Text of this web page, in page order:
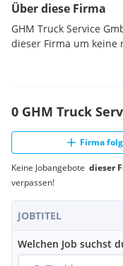
Über diese Firma
GHM Truck Service
dieser Firma um keine
0 GHM Truck
Firma
Keine Jobangebote dieser
verpassen!
JOBTITEL
Welchen Job suchst